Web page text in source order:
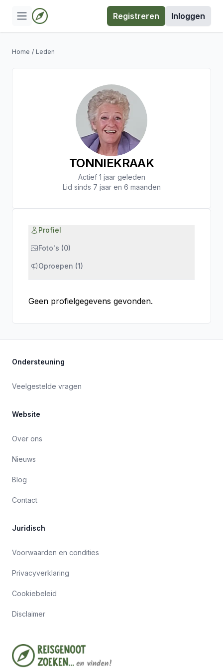
Registreren Inloggen
Home / Leden
TONNIEKRAAK
Actief 1 jaar geleden
Lid sinds 7 jaar en 6 maanden
Profiel
Foto's (0)
Oproepen (1)
Geen profielgegevens gevonden.
Ondersteuning
Veelgestelde vragen
Website
Over ons
Nieuws
Blog
Contact
Juridisch
Voorwaarden en condities
Privacyverklaring
Cookiebeleid
Disclaimer